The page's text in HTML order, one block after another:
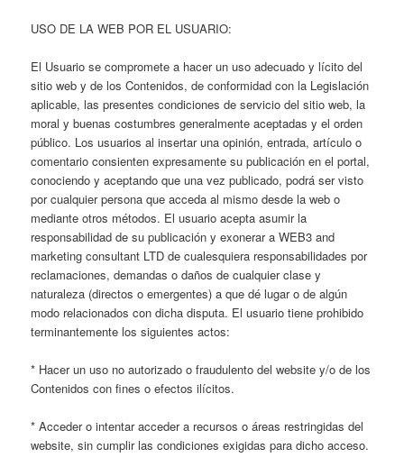
USO DE LA WEB POR EL USUARIO:
El Usuario se compromete a hacer un uso adecuado y lícito del
sitio web y de los Contenidos, de conformidad con la Legislación
aplicable, las presentes condiciones de servicio del sitio web, la
moral y buenas costumbres generalmente aceptadas y el orden
público. Los usuarios al insertar una opinión, entrada, artículo o
comentario consienten expresamente su publicación en el portal,
conociendo y aceptando que una vez publicado, podrá ser visto
por cualquier persona que acceda al mismo desde la web o
mediante otros métodos. El usuario acepta asumir la
responsabilidad de su publicación y exonerar a WEB3 and
marketing consultant LTD de cualesquiera responsabilidades por
reclamaciones, demandas o daños de cualquier clase y
naturaleza (directos o emergentes) a que dé lugar o de algún
modo relacionados con dicha disputa. El usuario tiene prohibido
terminantemente los siguientes actos:
* Hacer un uso no autorizado o fraudulento del website y/o de los
Contenidos con fines o efectos ilícitos.
* Acceder o intentar acceder a recursos o áreas restringidas del
website, sin cumplir las condiciones exigidas para dicho acceso.